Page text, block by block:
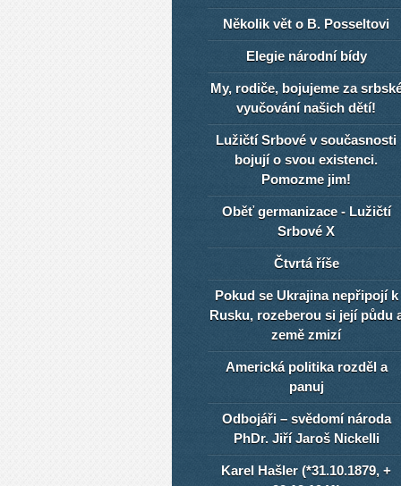
Několik vět o B. Posseltovi
Elegie národní bídy
My, rodiče, bojujeme za
vyučování našich dětí!
Lužičtí Srbové v současnosti
bojují o svou existenci.
Pomozme jim!
Oběť germanizace - Lužičtí
Srbové X
Čtvrtá říše
Pokud se Ukrajina nepřipojí k
Rusku, rozeberou si její půdu
země zmizí
Americká politika rozděl a
panuj
Odbojáři – svědomí národa
PhDr. Jiří Jaroš Nickelli
Karel Hašler (*31.10.1879, +